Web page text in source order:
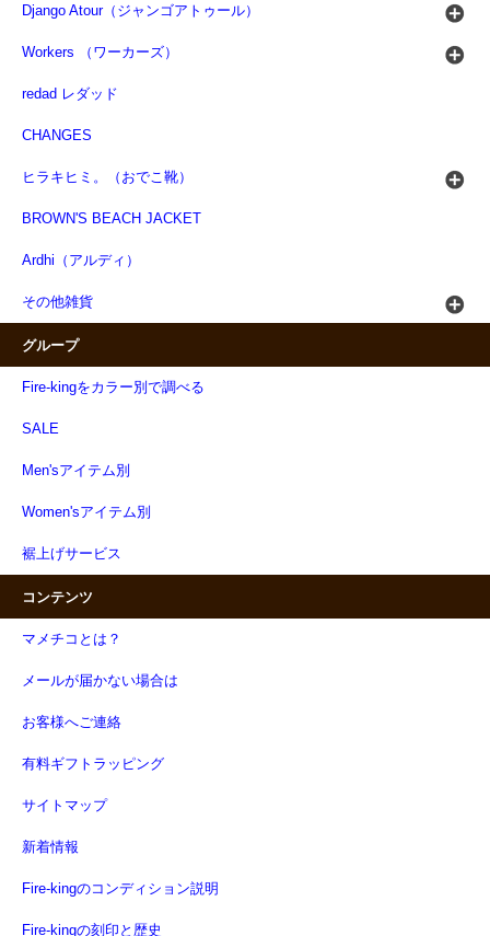
Django Atour（ジャンゴアトゥール）
Workers （ワーカーズ）
redad レダッド
CHANGES
ヒラキヒミ。（おでこ靴）
BROWN'S BEACH JACKET
Ardhi（アルディ）
その他雑貨
グループ
Fire-kingをカラー別で調べる
SALE
Men'sアイテム別
Women'sアイテム別
裾上げサービス
コンテンツ
マメチコとは？
メールが届かない場合は
お客様へご連絡
有料ギフトラッピング
サイトマップ
新着情報
Fire-kingのコンディション説明
Fire-kingの刻印と歴史